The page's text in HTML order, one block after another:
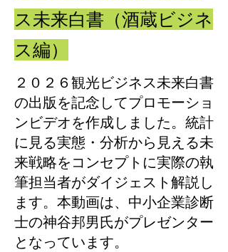
ス未来白書（酒蔵ビジネ
ス編）
２０２６観光ビジネス未来白書
の出版を記念してプロモーショ
ンビデオを作成しました。統計
に見る実態・分析から見える未
来戦略をコンセプトに実際の執
筆担当者がダイジェスト解説し
ます。本動画は、中小企業診断
士の神谷邦男氏がプレゼンター
となっています。